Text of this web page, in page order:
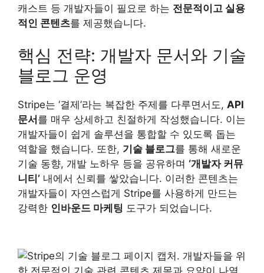
캐스트 등 개발자들이 필요로 하는 전문적이고 실용
적인 콘텐츠를 제공했습니다.
핵심 전략: 개발자 문서와 기술
블로그 운영
Stripe는 ‘결제’라는 복잡한 주제를 다루면서도, API
문서 를 매우 상세하고 친절하게 작성했습니다. 이는
개발자들이 쉽게 솔루션을 통합할 수 있도록 돕는
역할을 했습니다. 또한, 기술 블로그를 통해 새로운
기술 동향, 개발 노하우 등을 공유하며 ‘개발자 커뮤
니티’ 내에서 신뢰를 쌓았습니다. 이러한 콘텐츠는
개발자들이 자연스럽게 Stripe를 사용하게 만드는
강력한 인바운드 마케팅 도구가 되었습니다.